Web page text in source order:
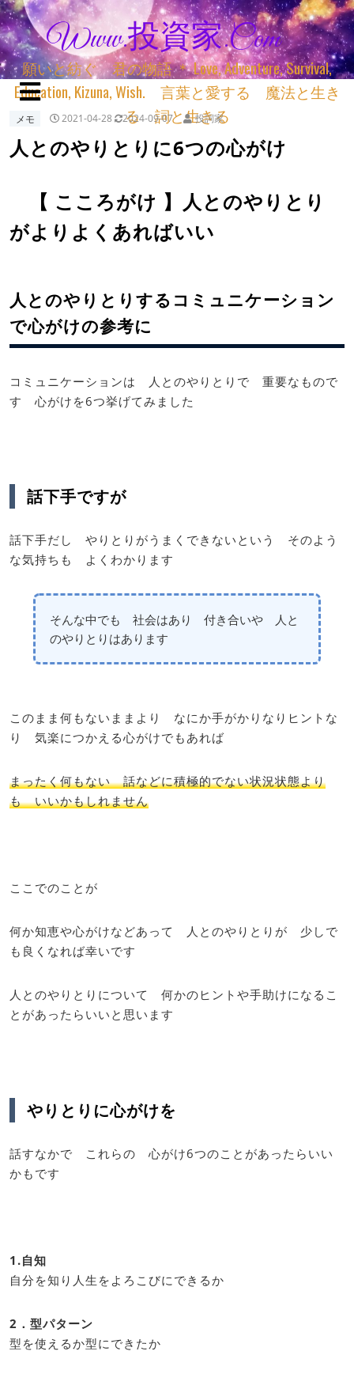
Www.投資家.com
願いと紡ぐ 君の物語 ＊ Love, Adventure, Survival,
Education, Kizuna, Wish. 言葉と愛する 魔法と生き
る 詞と生きる
メモ 2021-04-28 2024-09-07 投詞家
人とのやりとりに6つの心がけ
【 こころがけ 】人とのやりとり
がよりよくあればいい
人とのやりとりするコミュニケーション
で心がけの参考に
コミュニケーションは 人とのやりとりで 重要なもので
す 心がけを6つ挙げてみました
話下手ですが
話下手だし やりとりがうまくできないという そのよう
な気持ちも よくわかります
そんな中でも 社会はあり 付き合いや 人と
のやりとりはあります
このまま何もないままより なにか手がかりなりヒントな
り 気楽につかえる心がけでもあれば
まったく何もない 話などに積極的でない状況状態より
も いいかもしれません
ここでのことが
何か知恵や心がけなどあって 人とのやりとりが 少しで
も良くなれば幸いです
人とのやりとりについて 何かのヒントや手助けになるこ
とがあったらいいと思います
やりとりに心がけを
話すなかで これらの 心がけ6つのことがあったらいい
かもです
1.自知
自分を知り人生をよろこびにできるか
2．型パターン
型を使えるか型にできたか